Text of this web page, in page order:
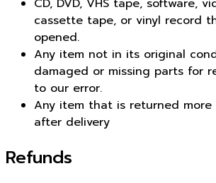
CD, DVD, VHS tape, software,
cassette tape, or vinyl record
opened.
Any item not in its original
damaged or missing parts for
to our error.
Any item that is returned
after delivery
Refunds